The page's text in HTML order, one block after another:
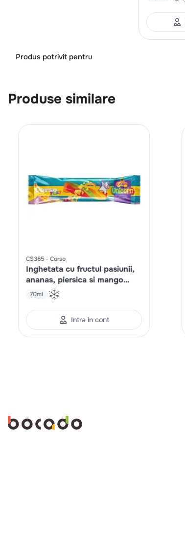
Produs potrivit pentru
Produse similare
CS365 Corso
Inghetata cu fructul pasiunii,
ananas, piersica si mango
Play Unicorn
70ml
Intra in cont